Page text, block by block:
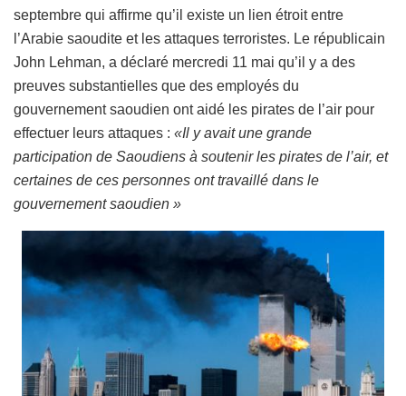
septembre qui affirme qu’il existe un lien étroit entre
l’Arabie saoudite et les attaques terroristes. Le républicain
John Lehman, a déclaré mercredi 11 mai qu’il y a des
preuves substantielles que des employés du
gouvernement saoudien ont aidé les pirates de l’air pour
effectuer leurs attaques : «Il y avait une grande
participation de Saoudiens à soutenir les pirates de l’air, et
certaines de ces personnes ont travaillé dans le
gouvernement saoudien »